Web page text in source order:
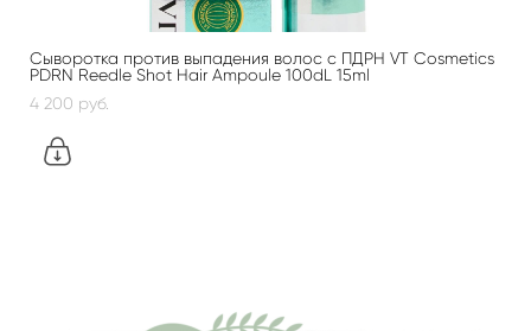
Сыворотка против выпадения волос с ПДРН VT Cosmetics
PDRN Reedle Shot Hair Ampoule 100dL 15ml
4 200 pуб.